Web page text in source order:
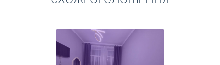
Середні ціни на довготривалу оренду квартир, особняків,
кімнат